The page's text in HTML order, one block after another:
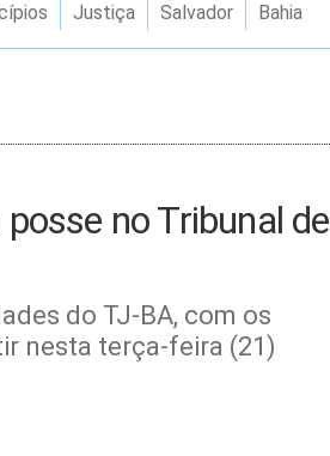
Justiça Salvador Bahia
no Tribunal de
do TJ-BA, com os
nesta terça-feira (21)